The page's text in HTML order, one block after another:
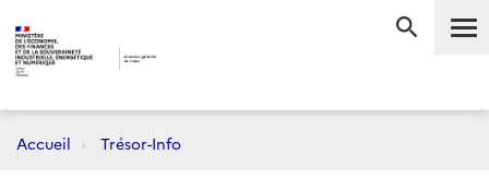
Accueil Trésor-Info